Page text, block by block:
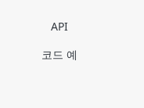
API
코드 예